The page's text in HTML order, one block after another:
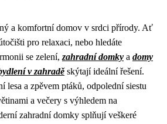
a komfortní domov v srdci přírody. Ať
pro relaxaci, nebo hledáte
se zelení, zahradní domky a domy
v zahraděskýtají ideální řešení.
lesa a zpěvem ptáků, odpolední siestu
a večery s výhledem na
zahradní domky splňují veškeré